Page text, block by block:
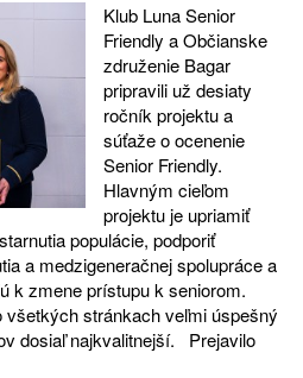
Klub Luna Senior
Friendly a Občianske
združenie Bagar
pripravili už desiaty
ročník projektu a
súťaže o ocenenie
Senior Friendly.
Hlavným cieľom
projektu je upriamiť
populácie, podporiť
a medzigeneračnej spolupráce a
k zmene prístupu k seniorom.
všetkých stránkach veľmi úspešný
dosiaľ najkvalitnejší. Prejavilo